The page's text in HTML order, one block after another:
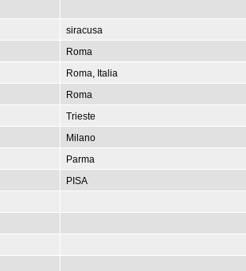
siracusa
Roma
Roma, Italia
Roma
Trieste
Milano
Parma
PISA